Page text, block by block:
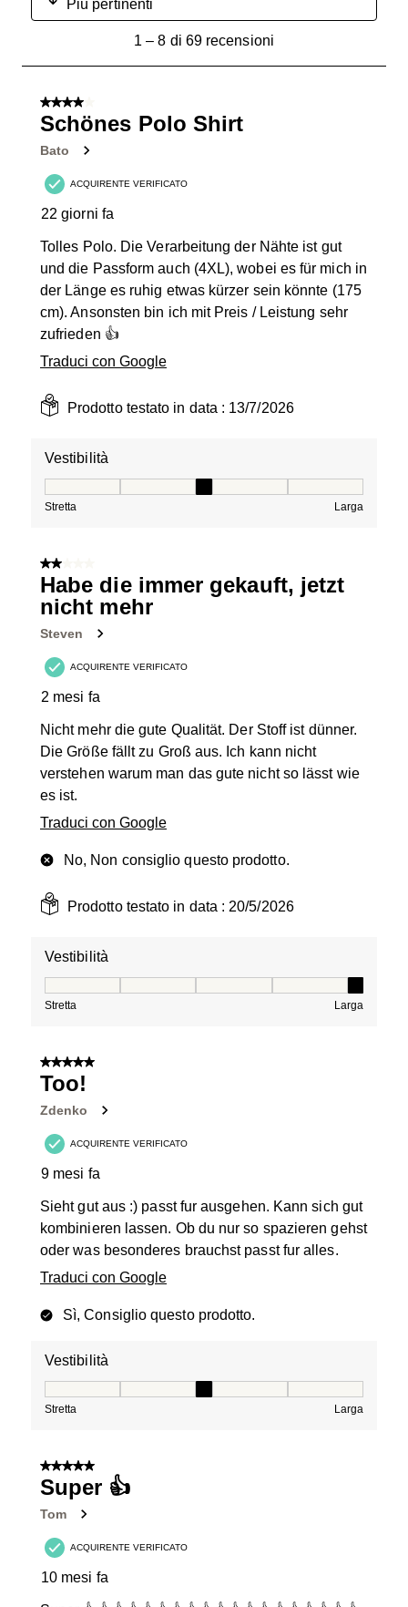
Più pertinenti
recensioni.
1 – 8 di 69 recensioni
4 su 5 stelle.
Schönes Polo Shirt
Bato
ACQUIRENTE VERIFICATO
22 giorni fa
Tolles Polo. Die Verarbeitung der Nähte ist gut
und die Passform auch (4XL), wobei es für mich in
der Länge es ruhig etwas kürzer sein könnte (175
cm). Ansonsten bin ich mit Preis / Leistung sehr
zufrieden 👍
Traduci con Google
Prodotto testato in data : 13/7/2026
Vestibilità
Stretta Larga
2 su 5 stelle.
Habe die immer gekauft, jetzt
nicht mehr
Steven
ACQUIRENTE VERIFICATO
2 mesi fa
Nicht mehr die gute Qualität. Der Stoff ist dünner.
Die Größe fällt zu Groß aus. Ich kann nicht
verstehen warum man das gute nicht so lässt wie
es ist.
Traduci con Google
No, Non consiglio questo prodotto.
Prodotto testato in data :20/5/2026
Vestibilità
Stretta Larga
5 su 5 stelle.
Too!
Zdenko
ACQUIRENTE VERIFICATO
9 mesi fa
Sieht gut aus :) passt fur ausgehen. Kann sich gut
kombinieren lassen. Ob du nur so spazieren gehst
oder was besonderes brauchst passt fur alles.
Traduci con Google
Sì, Consiglio questo prodotto.
Vestibilità
Stretta Larga
5 su 5 stelle.
Super 👍
Tom
ACQUIRENTE VERIFICATO
10 mesi fa